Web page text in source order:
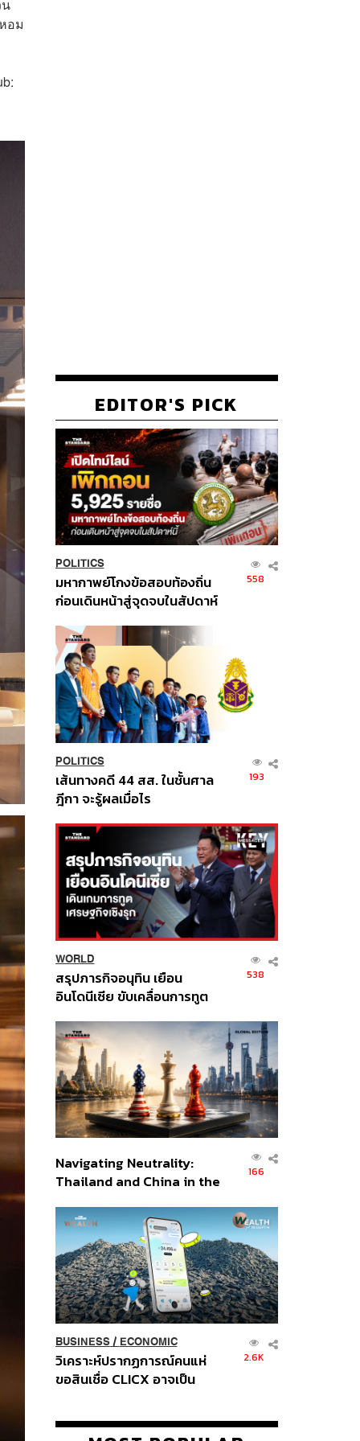
อม
EDITOR'S PICK
POLITICS
มหากาพย์โกงข้อสอบท้องถิ่น
ก่อนเดินหน้าสู่จุดจบในสัปดาห์
558
POLITICS
เส้นทางคดี 44 สส. ในชั้นศาล
ฎีกา จะรู้ผลเมื่อไร
193
WORLD
สรุปภารกิจอนุทิน เยือน
อินโดนีเซีย ขับเคลื่อนการทูต
ส่วนยุทธศาสตร์ไทย –
อินโดนีเซีย
538
Navigating Neutrality:
Thailand and China in the
Order
166
BUSINESS/ ECONOMIC
วิเคราะห์ปรากฏการณ์คนแห่
ขอสินเชื่อ CLICX อาจเป็น
ปัญหาหนี้ครัวเรือนไทยที่ถูกซุก
2.6K